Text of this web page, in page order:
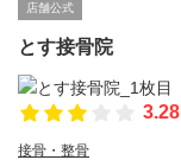
店舗公式
とす接骨院
3.28
接骨・整骨